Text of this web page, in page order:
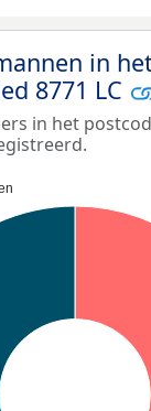
in
8771 LC
in het